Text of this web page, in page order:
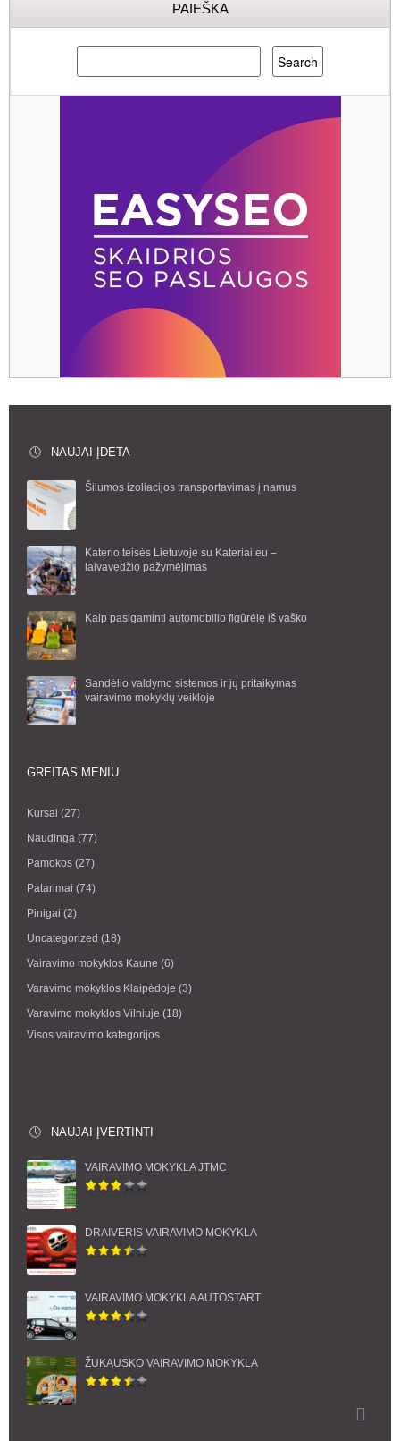
PAIEŠKA
NAUJAI ĮDETA
Šilumos izoliacijos transportavimas į namus
Katerio teisės Lietuvoje su Kateriai.eu –
laivavedžio pažymėjimas
Kaip pasigaminti automobilio figūrėlę iš vaško
Sandėlio valdymo sistemos ir jų pritaikymas
vairavimo mokyklų veikloje
GREITAS MENIU
Kursai (27)
Naudinga (77)
Pamokos (27)
Patarimai (74)
Pinigai (2)
Uncategorized (18)
Vairavimo mokyklos Kaune (6)
Varavimo mokyklos Klaipėdoje (3)
Varavimo mokyklos Vilniuje (18)
Visos vairavimo kategorijos
NAUJAI ĮVERTINTI
VAIRAVIMO MOKYKLA JTMC
DRAIVERIS VAIRAVIMO MOKYKLA
VAIRAVIMO MOKYKLA AUTOSTART
ŽUKAUSKO VAIRAVIMO MOKYKLA